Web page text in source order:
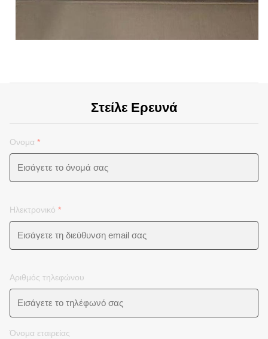
Στείλε Ερευνά
Ονομα *
Ηλεκτρονικό *
Αριθμός τηλεφώνου
Όνομα εταιρείας